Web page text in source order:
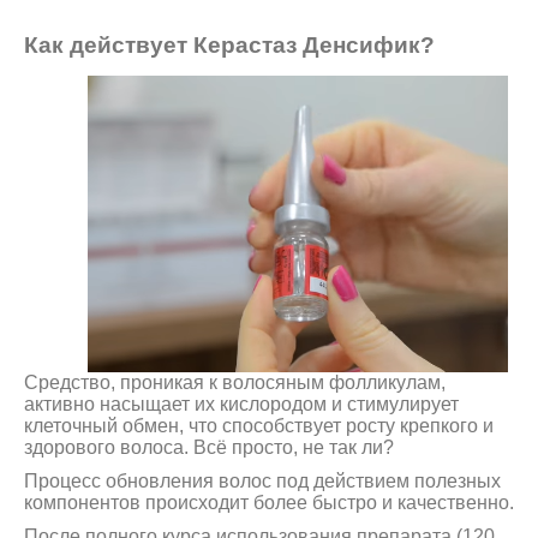
Как действует Керастаз Денсифик?
Средство, проникая к волосяным фолликулам,
активно насыщает их кислородом и стимулирует
клеточный обмен, что способствует росту крепкого и
здорового волоса. Всё просто, не так ли?
Процесс обновления волос под действием полезных
компонентов происходит более быстро и качественно.